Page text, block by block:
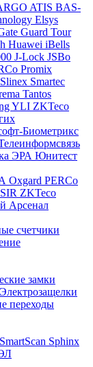
ATIS BAS-
Elsys
Guard Tour
Huawei iBells
J-Lock JSBo
Promix
Slinex Smartec
Tantos
YLI ZKTeco
Биометрикс
ЭРА Юнитест
Oxgard PERCo
ZKTeco
Арсенал
счетчики
замки
Электрозащелки
переходы
SmartScan Sphinx